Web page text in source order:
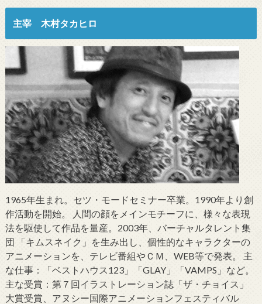
主宰 木村タカヒロ
1965年生まれ。セツ・モードセミナー卒業。1990年より創
作活動を開始。 人間の顔をメインモチーフに、様々な表現
法を駆使して作品を量産。2003年、バーチャルタレント集
団 「キムスネイク」を生み出し、個性的なキャラクターの
アニメーションを、テレビ番組やＣＭ、WEB等で発表。 主
な仕事：「ベストハウス123」「GLAY」「VAMPS」など。
主な受賞：第７回イラストレーション誌「ザ・チョイス」
大賞受賞、アヌシー国際アニメーションフェスティバル